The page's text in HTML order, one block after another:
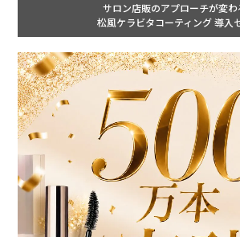
サロン店販のアプローチが変わ
松風ケラビタコーティング 導入